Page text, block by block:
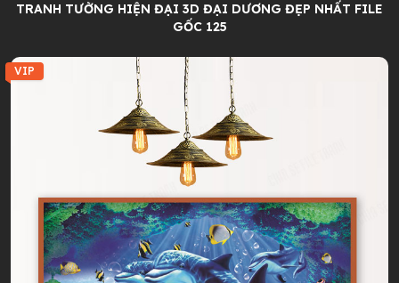
TRANH TƯỜNG HIỆN ĐẠI 3D ĐẠI DƯƠNG ĐẸP NHẤT FILE
GỐC 125
VIP